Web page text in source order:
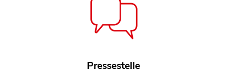
Pressestelle
Jochen Geilenkirchen